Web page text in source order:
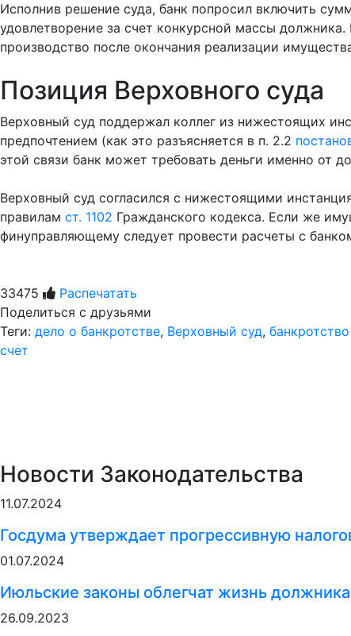
Исполнив решение суда, банк попросил включить
удовлетворение за счет конкурсной массы
производство после окончания реализации
Позиция Верховного суда
Верховный суд поддержал коллег из нижестоящих
предпочтением (как это разъясняется в п. 2.2
этой связи банк может требовать деньги именно от
Верховный суд согласился с нижестоящими
правилам ст. 1102 Гражданского кодекса. Если же
финуправляющему следует провести расчеты с
33475
Распечатать
Поделиться с друзьями
Теги: дело о банкротстве, Верховный суд,
счет
Новости Законодательства
11.07.2024
Госдума утверждает прогрессивную
01.07.2024
Июльские законы облегчат жизнь
26.09.2023